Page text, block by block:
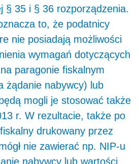
§ 35 i § 36 rozporządzenia.
to, że podatnicy
nie posiadają możliwości
wymagań dotyczących
paragonie fiskalnym
żądanie nabywcy) lub
mogli je stosować także
r. W rezultacie, także po
drukowany przez
nie zawierać np. NIP-u
nabywcy lub wartości